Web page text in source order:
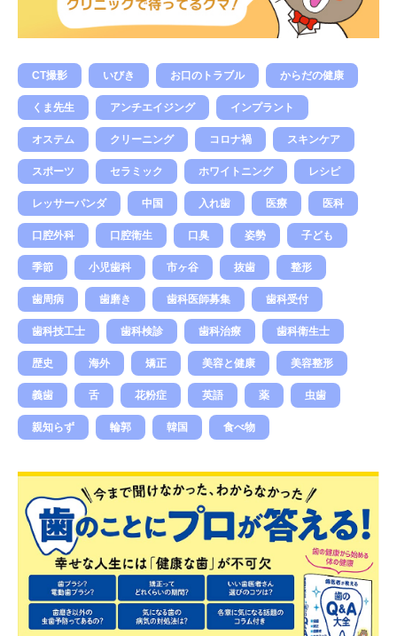
CT撮影 いびき お口のトラブル からだの健康
くま先生 アンチエイジング インプラント
オステム クリーニング コロナ禍 スキンケア
スポーツ セラミック ホワイトニング レシピ
レッサーパンダ 中国 入れ歯 医療 医科
口腔外科 口腔衛生 口臭 姿勢 子ども
季節 小児歯科 市ヶ谷 抜歯 整形
歯周病 歯磨き 歯科医師募集 歯科受付
歯科技工士 歯科検診 歯科治療 歯科衛生士
歴史 海外 矯正 美容と健康 美容整形
義歯 舌 花粉症 英語 薬 虫歯
親知らず 輪郭 韓国 食べ物